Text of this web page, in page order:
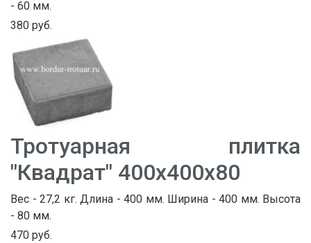
- 60 мм.
380 руб.
Тротуарная плитка
"Квадрат" 400х400х80
Вес - 27,2 кг. Длина - 400 мм. Ширина - 400 мм. Высота
- 80 мм.
470 руб.